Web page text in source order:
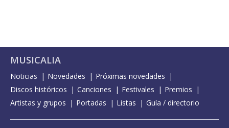
MUSICALIA
Noticias Novedades
Próximas novedades
Discos históricos
Canciones Festivales
Premios
Artistas y grupos
Portadas Listas Guía / directorio